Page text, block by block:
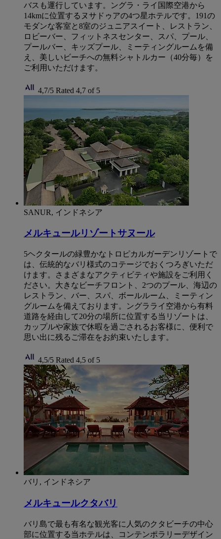
バスも運行しています。ングラ・ライ国際空港から
14kmに位置するヌサドゥアの4つ星ホテルです。191の
モダンな客室と8室のジュニアスイート、レストラン、
ロビーバー、フィットネスセンター、スパ、プール、
プールバー、キッズプール、ミーティングルームを備
え、美しいビーチへの無料シャトルカー（40分毎）を
ご利用いただけます。
4,7/5 Rated 4,7 of 5
SANUR, インドネシア
メルキュールリゾートサヌール
5ヘクタールの緑豊かなトロピカルガーデンリゾートで
は、伝統的なバリ様式のコテージでおくつろぎいただ
けます。さまざまなアクティビティや施設をご利用く
ださい。大きなビーチフロント、2つのプール、海辺の
レストラン、バー、スパ、ボールルーム、ミーティン
グルームを備えております。ングラライ空港から有料
道路を経由して20分の場所に位置する当リゾートは、
カップルや家族で休暇を過ごされるお客様に、便利で
思い出に残るご滞在をお約束いたします。
4,5/5 Rated 4,5 of 5
バリ, インドネシア
メルキュールクタバリ
バリ島で最も有名な観光客に人気のクタビーチの中心
部に位置する当ホテルは、コンテンポラリーデザイン